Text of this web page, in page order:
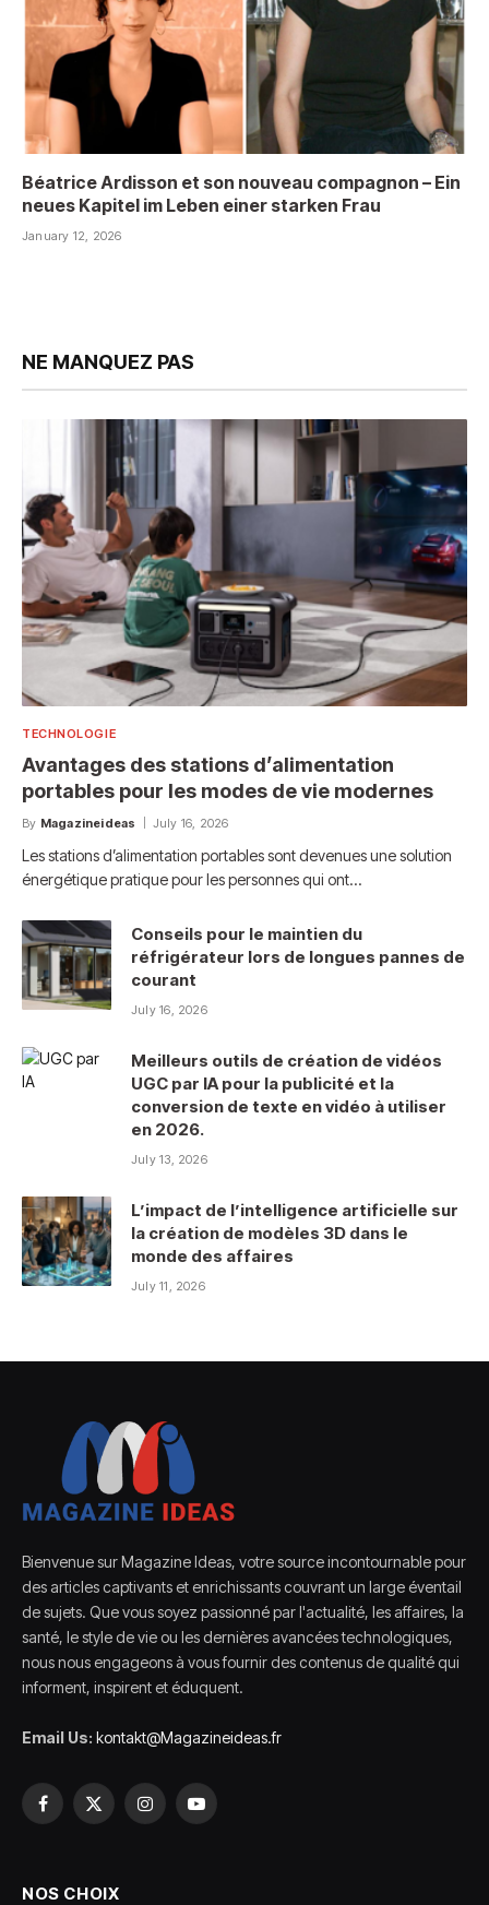
Béatrice Ardisson et son nouveau compagnon – Ein
neues Kapitel im Leben einer starken Frau
January 12, 2026
NE MANQUEZ PAS
TECHNOLOGIE
Avantages des stations d’alimentation
portables pour les modes de vie modernes
By Magazineideas July 16, 2026
Les stations d’alimentation portables sont devenues une solution
énergétique pratique pour les personnes qui ont…
Conseils pour le maintien du
réfrigérateur lors de longues pannes de
courant
July 16, 2026
Meilleurs outils de création de vidéos
UGC par IA pour la publicité et la
conversion de texte en vidéo à utiliser
en 2026.
July 13, 2026
L’impact de l’intelligence artificielle sur
la création de modèles 3D dans le
monde des affaires
July 11, 2026
Bienvenue sur Magazine Ideas, votre source incontournable pour
des articles captivants et enrichissants couvrant un large éventail
de sujets. Que vous soyez passionné par l'actualité, les affaires, la
santé, le style de vie ou les dernières avancées technologiques,
nous nous engageons à vous fournir des contenus de qualité qui
informent, inspirent et éduquent.
Email Us: kontakt@Magazineideas.fr
Facebook
X
InstagramYouTube
NOS CHOIX